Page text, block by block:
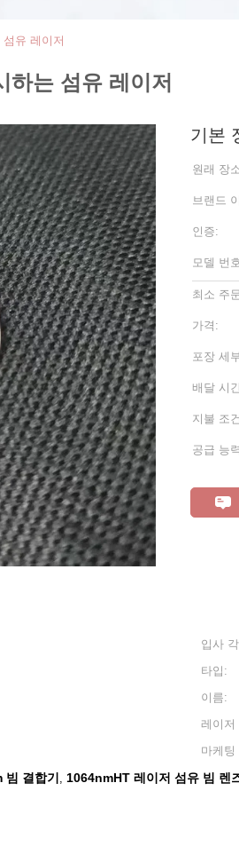
유 레이저
는 섬유 레이저
기본
원래 장
브랜드
인증:
모델 번
최소 주
가격:
포장 세
배달 시
지불 조
공급 능
입사
타입:
이름:
레이저
마케팅
빔 결합기 , 1064nmHT 레이저 섬유 빔 렌